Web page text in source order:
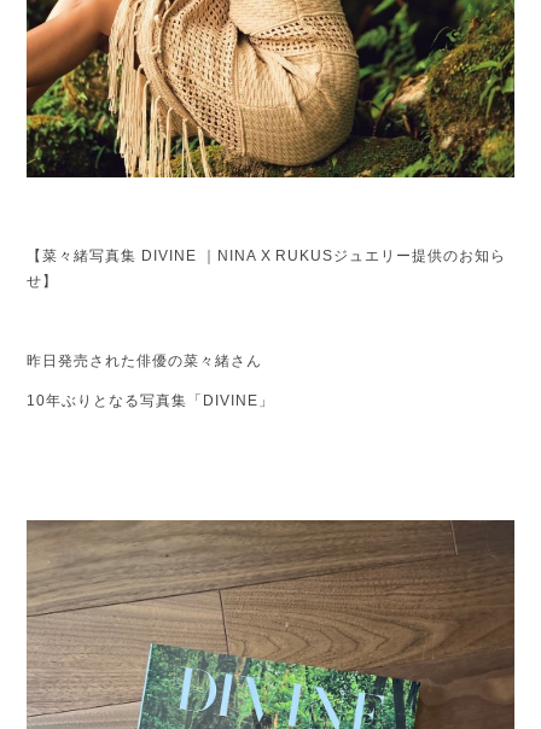
【菜々緒写真集 DIVINE ｜NINA X RUKUSジュエリー提供のお知ら
せ】
昨日発売された俳優の菜々緒さん
10年ぶりとなる写真集「DIVINE」